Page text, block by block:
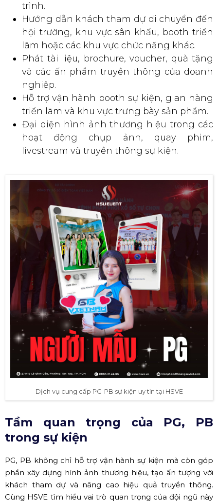
trình.
Hướng dẫn khách tham dự di chuyển đến
hội trường, khu vực sân khấu, booth triển
lãm hoặc các khu vực chức năng khác.
Phát tài liệu, brochure, voucher, quà tặng
và các ấn phẩm truyền thông của doanh
nghiệp.
Hỗ trợ vận hành booth sự kiện, gian hàng
triển lãm và khu vực trưng bày sản phẩm.
Đại diện hình ảnh thương hiệu trong các
hoạt động chụp ảnh, quay phim,
livestream và truyền thông sự kiện.
Dịch vụ cung cấp PG-PB sự kiện uy tín tại HSVE
Tầm quan trọng của PG, PB
trong sự kiện
PG, PB không chỉ hỗ trợ vận hành sự kiện mà còn góp
phần xây dựng hình ảnh thương hiệu, tạo ấn tượng với
khách tham dự và nâng cao hiệu quả truyền thông.
Cùng HSVE tìm hiểu vai trò quan trọng của đội ngũ này